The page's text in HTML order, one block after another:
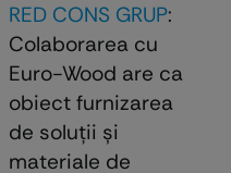
RED CONS GRUP:
Colaborarea cu
Euro-Wood are ca
obiect furnizarea
de soluţii şi
materiale de